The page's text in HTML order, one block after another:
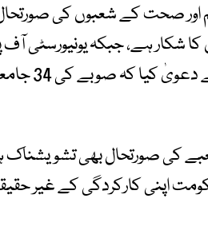
اور صحت کے شعبوں کی صورتحال
کا شکار ہے، جبکہ یونیورسٹی
کی صورتحال بھی تشویشناک
اپنی کارکردگی کے غیر